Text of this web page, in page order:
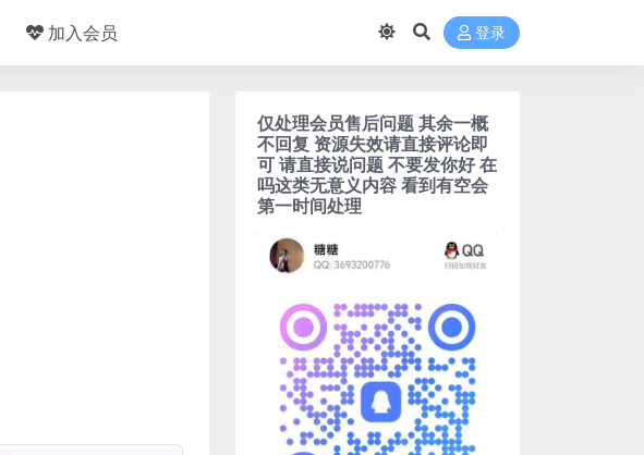
加入会员 登录
仅处理会员售后问题 其余一概
不回复 资源失效请直接评论即
可 请直接说问题 不要发你好 在
吗这类无意义内容 看到有空会
第一时间处理